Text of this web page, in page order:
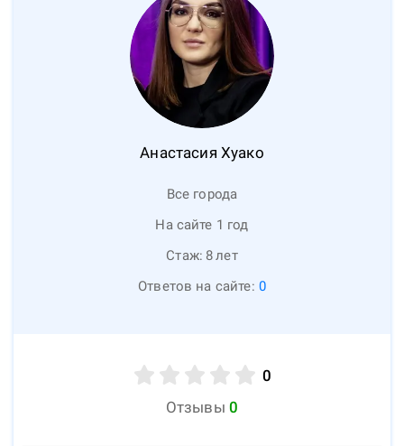
Анастасия Хуако
Все города
На сайте 1 год
Стаж: 8лет
Ответов на сайте: 0
0
Отзывы 0